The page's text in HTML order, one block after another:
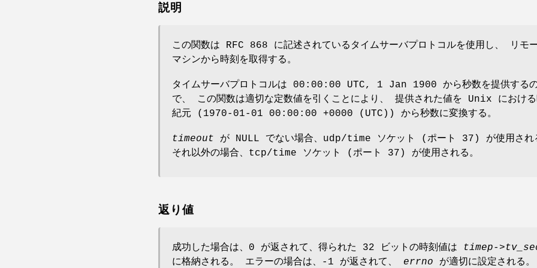
説明
この関数は RFC 868 に記述されているタイムサーバプロトコルを使用し、 リモ
マシンから時刻を取得する。
タイムサーバプロトコルは 00:00:00 UTC, 1 Jan 1900 から秒数を提供する
で、 この関数は適切な定数値を引くことにより、 提供された値を Unix における
紀元 (1970-01-01 00:00:00 +0000 (UTC)) から秒数に変換する。
timeout が NULL でない場合、udp/time ソケット (ポート 37) が使用され
それ以外の場合、tcp/time ソケット (ポート 37) が使用される。
返り値
成功した場合は、0 が返されて、得られた 32 ビットの時刻値は
timep-
に格納される。 エラーの場合は、-1 が返されて、 errno が適切に設定される。